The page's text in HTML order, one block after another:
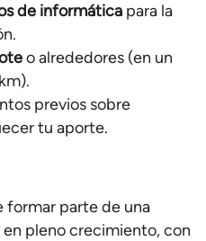
de informática para la
o alrededores (en un
previos sobre
tu aporte.
formar parte de una
pleno crecimiento, con